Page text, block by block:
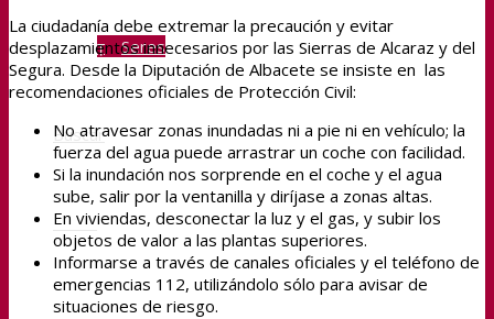
Seres
Buscar
Menú
La ciudadanía debe extremar la precaución y evitar
desplazamientos innecesarios por las Sierras de Alcaraz y del
Segura. Desde la Diputación de Albacete se insiste en las
recomendaciones oficiales de Protección Civil:
No atravesar zonas inundadas ni a pie ni en vehículo; la
fuerza del agua puede arrastrar un coche con facilidad.
Si la inundación nos sorprende en el coche y el agua
sube, salir por la ventanilla y diríjase a zonas altas.
En viviendas, desconectar la luz y el gas, y subir los
objetos de valor a las plantas superiores.
Informarse a través de canales oficiales y el teléfono de
emergencias 112, utilizándolo sólo para avisar de
situaciones de riesgo.